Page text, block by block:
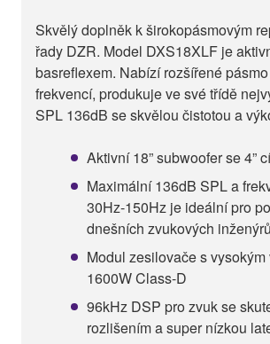
Skvělý doplněk k širokopásmovým
řady DZR. Model DXS18XLF je
basreflexem. Nabízí rozšířené
frekvencí, produkuje ve své třídě
SPL 136dB se skvělou čistotou a
Aktivní 18” subwoofer se 4”
Maximální 136dB SPL a
30Hz-150Hz je ideální pro
dnešních zvukových inženýrů
Modul zesilovače s
1600W Class-D
96kHz DSP pro zvuk se
rozlišením a super nízkou